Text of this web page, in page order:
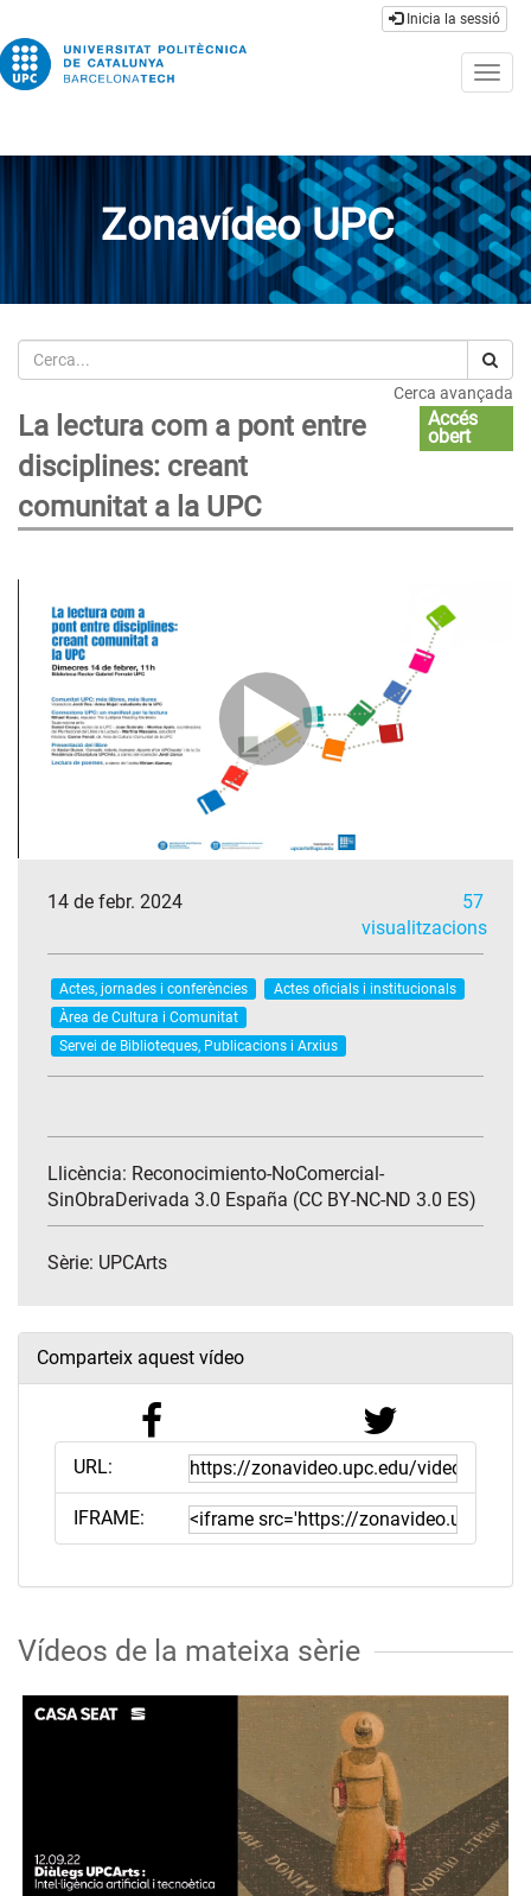
Inicia la sessió
Zonavídeo UPC
Cerca
Cerca avançada
La lectura com a pont entre
disciplines: creant
comunitat a la UPC
Accés
obert
14 de febr. 2024
57
visualitzacions
Actes, jornades i conferències
Actes oficials i institucionals
Àrea de Cultura i Comunitat
Servei de Biblioteques, Publicacions i Arxius
Llicència: Reconocimiento-NoComercial-
SinObraDerivada 3.0 España (CC BY-NC-ND 3.0 ES)
Sèrie: UPCArts
Comparteix aquest vídeo
URL:
IFRAME:
Vídeos de la mateixa sèrie